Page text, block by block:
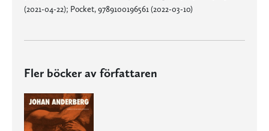
(2021-04-22); Pocket, 9789100196561 (2022-03-10)
Fler böcker av författaren